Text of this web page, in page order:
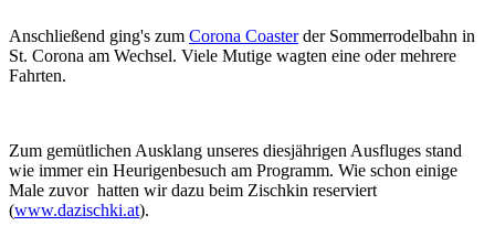
Anschließend ging's zum Corona Coasterder Sommerrodelbahn in
St. Corona am Wechsel. Viele Mutige wagten eine oder mehrere
Fahrten.
Zum gemütlichen Ausklang unseres diesjährigen Ausfluges stand
wie immer ein Heurigenbesuch am Programm. Wie schon einige
Male zuvor hatten wir dazu beim Zischkin reserviert
(www.dazischki.at).